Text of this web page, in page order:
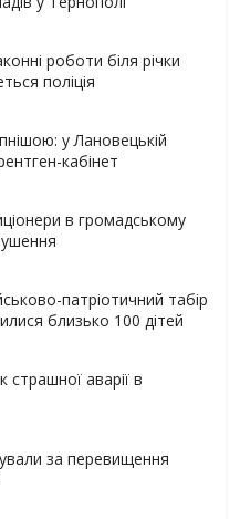
роботи біля річки
поліція
у Лановецькій
кабінет
в громадському
патріотичний табір
близько 100 дітей
страшної аварії в
за перевищення